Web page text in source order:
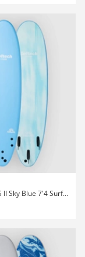
Sublime FCS II Sky Blue 7'4 Surfboard